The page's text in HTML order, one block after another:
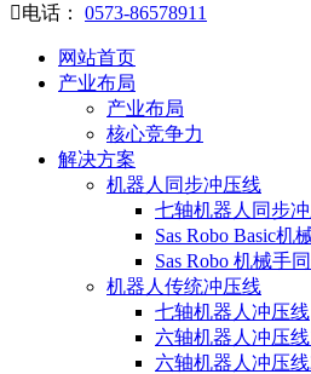
电话： 0573-86578911
网站首页
产业布局
产业布局
核心竞争力
解决方案
机器人同步冲压线
七轴机器人同步
Sas Robo Basic机
Sas Robo 机械手
机器人传统冲压线
七轴机器人冲压线
六轴机器人冲压线
六轴机器人冲压线